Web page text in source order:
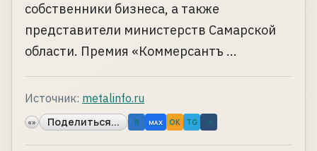
собственники бизнеса, а также
представители министерств Самарской
области. Премия «Коммерсантъ ...
Источник: metalinfo.ru
«» Поделиться... B MAX OK TG ↗